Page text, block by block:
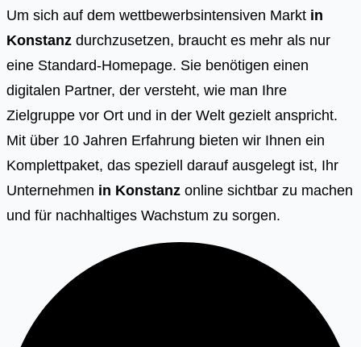
Um sich auf dem wettbewerbsintensiven Markt in
Konstanz durchzusetzen, braucht es mehr als nur
eine Standard-Homepage. Sie benötigen einen
digitalen Partner, der versteht, wie man Ihre
Zielgruppe vor Ort und in der Welt gezielt anspricht.
Mit über 10 Jahren Erfahrung bieten wir Ihnen ein
Komplettpaket, das speziell darauf ausgelegt ist, Ihr
Unternehmen in Konstanz online sichtbar zu machen
und für nachhaltiges Wachstum zu sorgen.